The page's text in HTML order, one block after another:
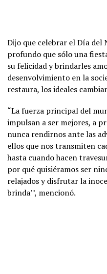
Dijo que celebrar el Día del
profundo que sólo una
su felicidad y brindarles
desenvolvimiento en la
restaura, los ideales
“La fuerza principal del
impulsan a ser mejores, a
nunca rendirnos ante las
ellos que nos transmiten
hasta cuando hacen
por qué quisiéramos ser
relajados y disfrutar la
brinda’’, mencionó.